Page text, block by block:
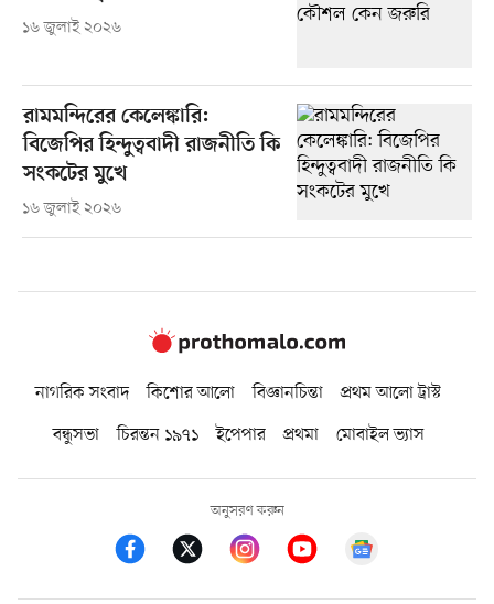
১৬ জুলাই ২০২৬
রামমন্দিরের কেলেঙ্কারি:
বিজেপির হিন্দুত্ববাদী রাজনীতি কি
সংকটের মুখে
১৬ জুলাই ২০২৬
নাগরিক সংবাদ কিশোর আলো বিজ্ঞানচিন্তা
প্রথম আলো ট্রাস্ট
বন্ধুসভা
চিরন্তন ১৯৭১ ইপেপার প্রথমা মোবাইল ভ্যাস
অনুসরণ করুন